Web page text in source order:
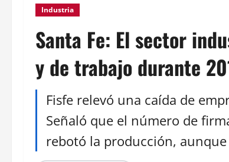
Industria
Santa Fe: El sector
y de trabajo durante
Fisfe relevó una caída de
Señaló que el número de
rebotó la producción,